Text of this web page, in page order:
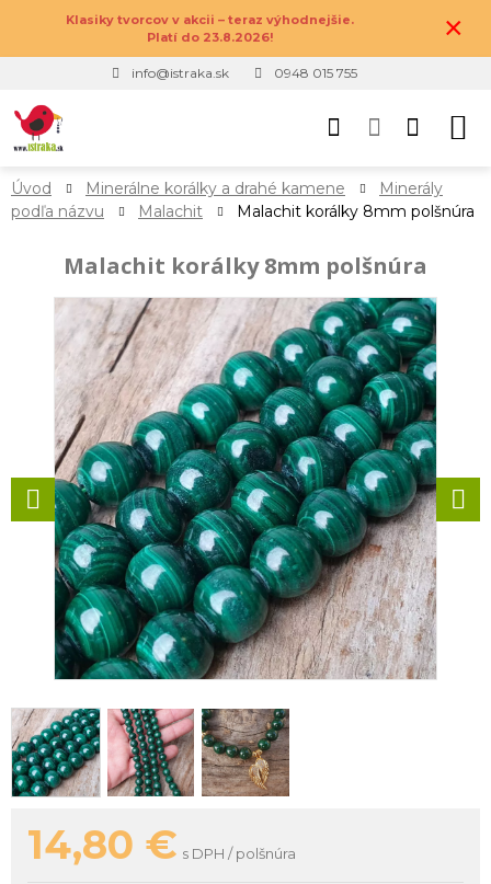
Klasiky tvorcov v akcii – teraz výhodnejšie.
Platí do 23.8.2026!
×
info@istraka.sk 0948 015 755
Úvod Minerálne korálky a drahé kamene
Minerály
podľa názvu
Malachit Malachit korálky 8mm polšnúra
Malachit korálky 8mm polšnúra
14,80 € s DPH / polšnúra